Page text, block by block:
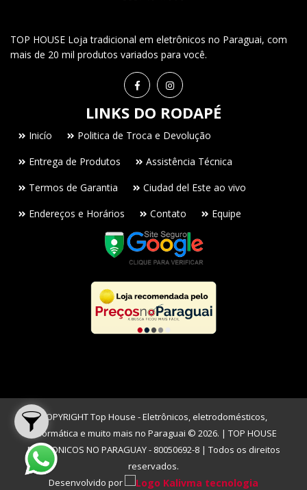
TOP HOUSE Loja tradicional em eletrônicos no Paraguai, com
mais de 20 mil produtos variados para você.
LINKS DO RODAPÉ
Inicío
Politica de Troca e Devolução
Entrega de Produtos
Assistência Técnica
Termos de Garantia
Ciudad del Este ao vivo
Endereços e Horários
Contato Equipe
COPYRIGHT Top House - Eletrônicos, eletrodomésticos,
informática e muito mais no Paraguai © 2026. | TOP HOUSE
ELETRONICOS NO PARAGUAY - 80050692-8 | Todos os direitos
reservados.
Desenvolvido por